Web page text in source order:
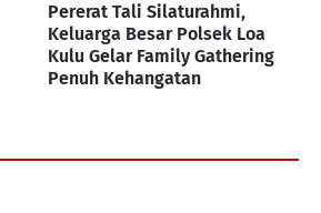
Pererat Tali Silaturahmi,
Keluarga Besar Polsek Loa
Kulu Gelar Family Gathering
Penuh Kehangatan